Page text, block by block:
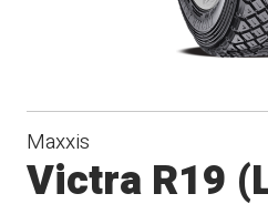
Maxxis
Victra R19